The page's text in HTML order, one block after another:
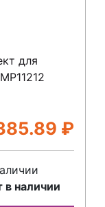
для
₽
в наличии